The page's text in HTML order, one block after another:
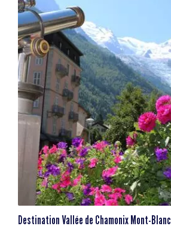
Destination Vallée de Chamonix Mont-Blanc